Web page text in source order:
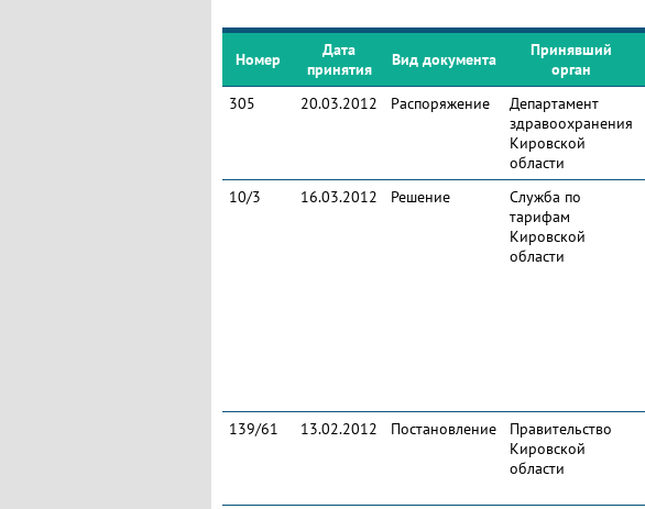
Номер
Дата
принятия
Вид документа
Принявший
орган
305 20.03.2012 Распоряжение
Департамент
здравоохранения
Кировской
области
10/3 16.03.2012 Решение
Служба по
тарифам
Кировской
области
139/61
13.02.2012 Постановление
Правительство
Кировской
области